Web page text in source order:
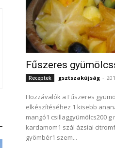
Fűszeres
Receptek gsztszakújság -
Hozzávalók a Fűszeres
elkészítéséhez 1 kisebb
mangó1 csillaggyümölcs200
kardamom1 szál ázsiai
gyömbér1 szem...